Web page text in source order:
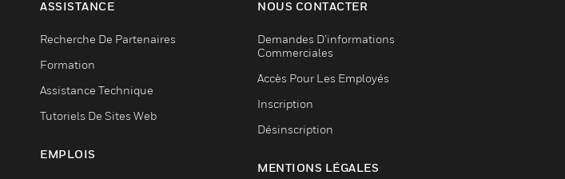
ASSISTANCE
Recherche De Partenaires
Formation
Assistance Technique
Tutoriels De Sites Web
EMPLOIS
NOUS CONTACTER
Demandes D’informations
Commerciales
Accès Pour Les Employés
Inscription
Désinscription
MENTIONS LÉGALES